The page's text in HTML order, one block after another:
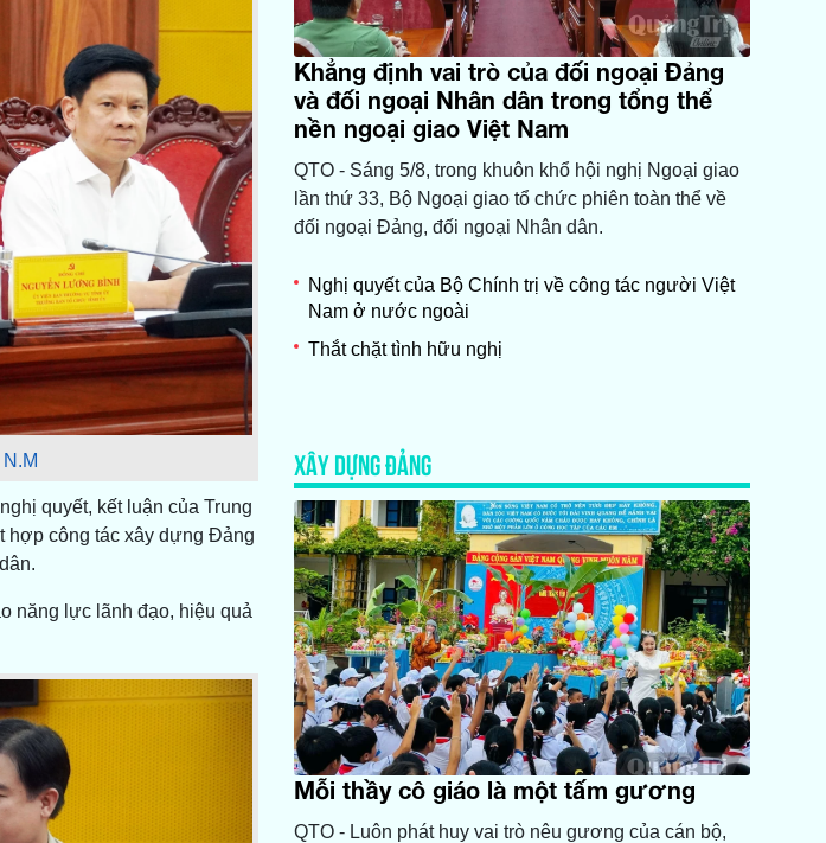
quyết, kết luận của Trung
hợp công tác xây dựng Đảng
năng lực lãnh đạo, hiệu quả
Khẳng định vai trò của đối ngoại Đảng
và đối ngoại Nhân dân trong tổng thể
nền ngoại giao Việt Nam
QTO - Sáng 5/8, trong khuôn khổ hội nghị Ngoại giao
lần thứ 33, Bộ Ngoại giao tổ chức phiên toàn thể về
đối ngoại Đảng, đối ngoại Nhân dân.
Nghị quyết của Bộ Chính trị về công tác người Việt
Nam ở nước ngoài
Thắt chặt tình hữu nghị
XÂY DỰNG ĐẢNG
Mỗi thầy cô giáo là một tấm gương
QTO - Luôn phát huy vai trò nêu gương của cán bộ,